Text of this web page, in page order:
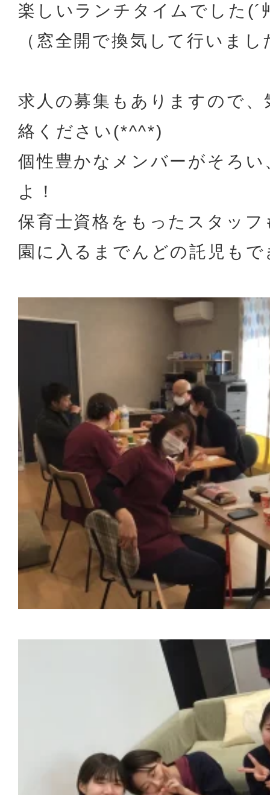
楽しいランチタイムでした(´
（窓全開で換気して行いまし
求人の募集もありますので
絡ください(*^^*)
個性豊かなメンバーがそろ
よ！
保育士資格をもったスタッ
園に入るまでんどの託児も